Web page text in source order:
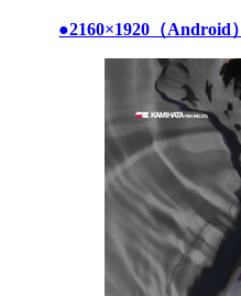
●2160×1920（Android）